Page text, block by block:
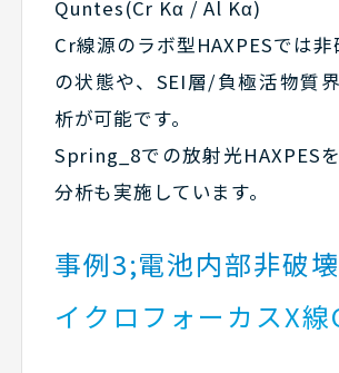
Quntes(Cr Kα / Al Kα)
Cr線源のラボ型HAXPESでは非
の状態や、SEI層/負極活物質
析が可能です。
Spring_8での放射光HAXPES
分析も実施しています。
事例3;電池内部非破
イクロフォーカスX線